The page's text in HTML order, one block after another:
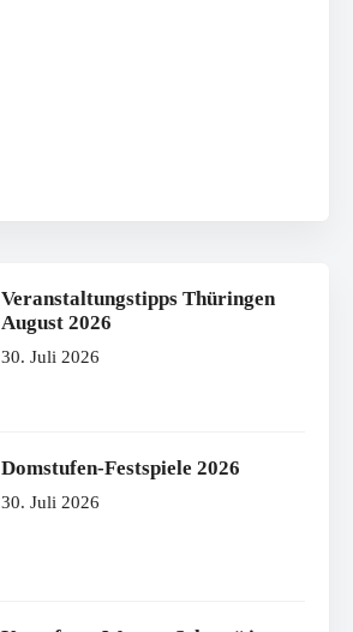
Veranstaltungstipps Thüringen
August 2026
30. Juli 2026
Domstufen-Festspiele 2026
30. Juli 2026